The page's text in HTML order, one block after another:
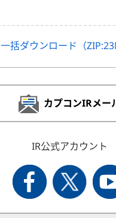
一括ダウンロード（
カプコンIRメー
IR公式アカウント